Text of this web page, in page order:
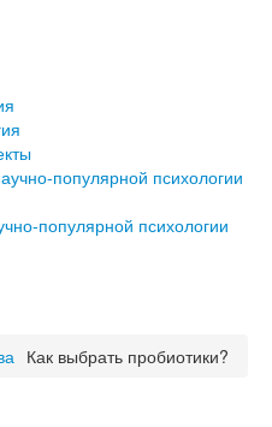
популярной психологии
популярной психологии
Как выбрать пробиотики?